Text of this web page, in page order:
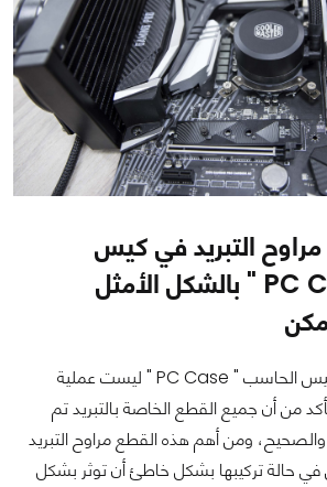
التبريد في كيس
الحاسب " PC Case " بالشكل الأمثل
عملية التبريد الخاص بكيس الحاسب " PC Case " ليست عملية
من أن جميع القطع الخاصة بالتبريد تم
ومن أهم هذه القطع مراوح التبريد
حالة تركيبها بشكل خاطئ أن توثر بشكل